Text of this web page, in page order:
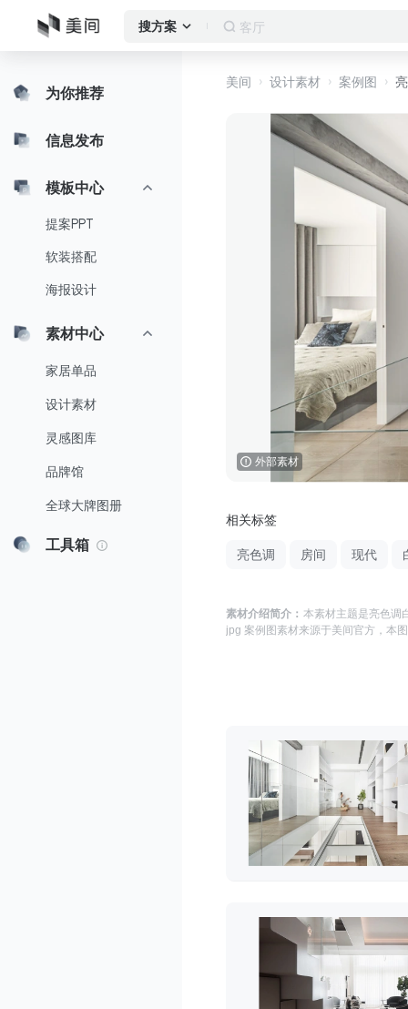
搜方案 客厅
为你推荐
信息发布
模板中心
提案PPT
软装搭配
海报设计
素材中心
家居单品
设计素材
灵感图库
品牌馆
全球大牌图册
工具箱
美间 设计素材 案例图
外部素材
相关标签
亮色调 房间 现代
素材介绍简介： 本素材主题是亮色调
jpg 案例图 素材来源于美间官方 ，本